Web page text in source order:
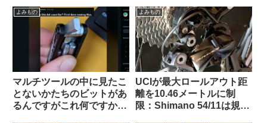
よみもの
マルチツールの中に見たこ
とないかたちのビットがあ
るんですがこれ何ですか？
よみもの
UCIが最大ロールアウト距
離を10.46メートルに制
限：Shimano 54/11は規定